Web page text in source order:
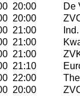
20:00
De
20:00
21:00
21:00
21:00
21:10
22:00
20:00